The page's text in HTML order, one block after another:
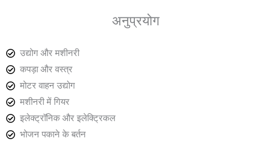
अनुप्रयोग
उद्योग और मशीनरी
कपड़ा और वस्त्र
मोटर वाहन उद्योग
मशीनरी में गियर
इलेक्ट्रॉनिक और इलेक्ट्रिकल
भोजन पकाने के बर्तन